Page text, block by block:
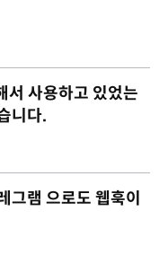
서 사용하고 있었는
니다.
그램 으로도 웹훅이